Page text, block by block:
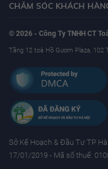
CHĂM SÓC KHÁCH
© 2026 - Công Ty TNHH CT
Tầng 12 toà Hồ Gươm Plaza, 102
Sở Kế Hoạch & Ðầu Tư TP
17/01/2019 - Mã số thuế: